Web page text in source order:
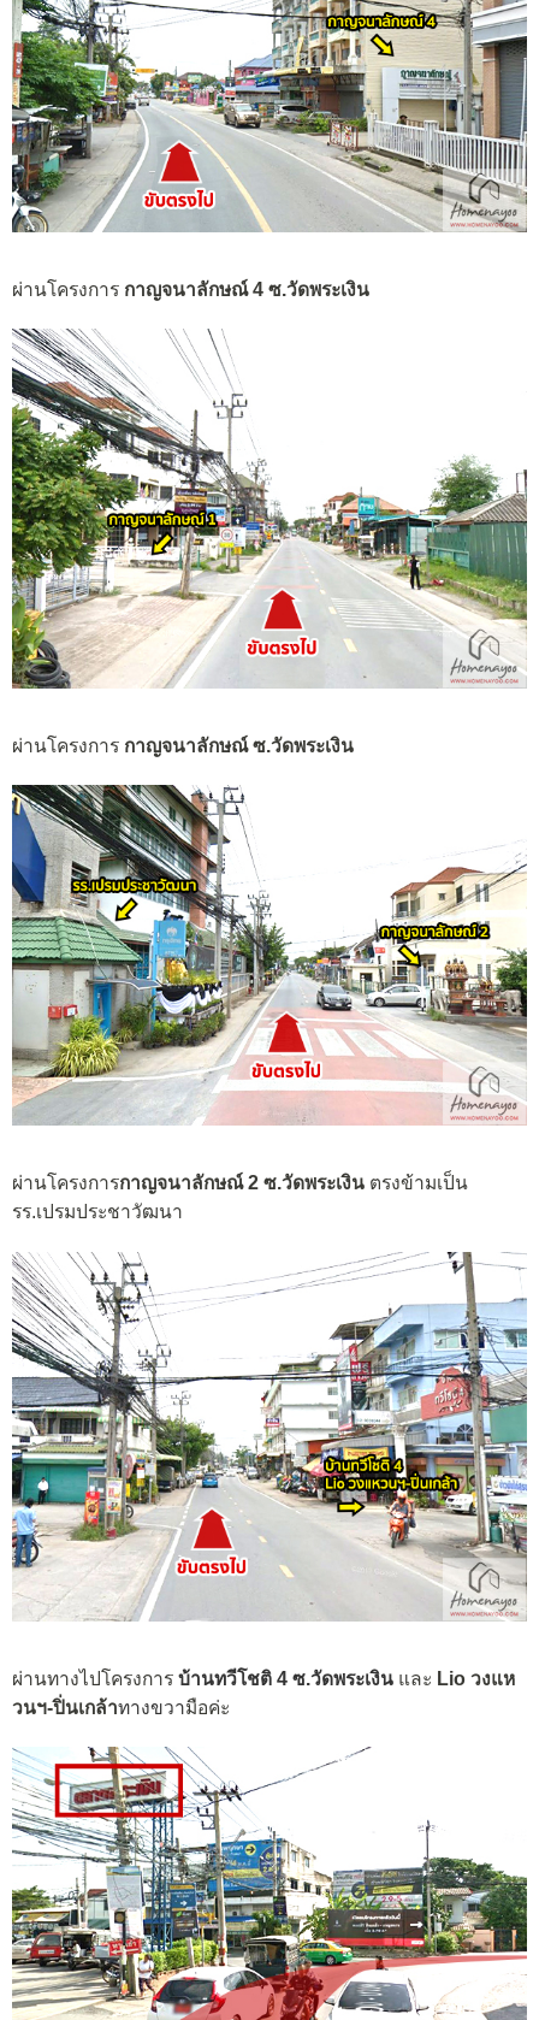
ผ่านโครงการ กาญจนาลักษณ์ 4 ซ.วัดพระเงิน
ผ่านโครงการ กาญจนาลักษณ์ ซ.วัดพระเงิน
ผ่านโครงการกาญจนาลักษณ์ 2 ซ.วัดพระเงิน ตรงข้ามเป็น
รร.เปรมประชาวัฒนา
ผ่านทางไปโครงการ บ้านทวีโชติ 4 ซ.วัดพระเงิน และ Lio วงแห
วนฯ-ปิ่นเกล้าทางขวามือค่ะ